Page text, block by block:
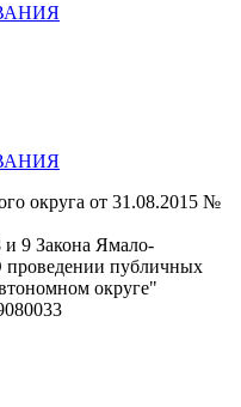
округа от 31.08.2015 №
9 Закона Ямало-
проведении публичных
округе"